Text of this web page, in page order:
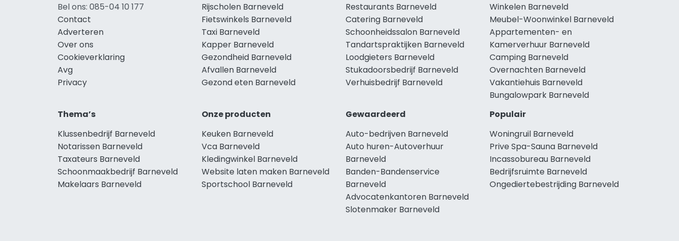
Bel ons: 085-04 10 177
Contact
Adverteren
Over ons
Cookieverklaring
Avg
Privacy
Rijscholen Barneveld
Fietswinkels Barneveld
Taxi Barneveld
Kapper Barneveld
Gezondheid Barneveld
Afvallen Barneveld
Gezond eten Barneveld
Restaurants Barneveld
Catering Barneveld
Schoonheidssalon Barneveld
Tandartspraktijken Barneveld
Loodgieters Barneveld
Stukadoorsbedrijf Barneveld
Verhuisbedrijf Barneveld
Winkelen Barneveld
Meubel-Woonwinkel Barneveld
Appartementen- en
Kamerverhuur Barneveld
Camping Barneveld
Overnachten Barneveld
Vakantiehuis Barneveld
Bungalowpark Barneveld
Thema’s
Klussenbedrijf Barneveld
Notarissen Barneveld
Taxateurs Barneveld
Schoonmaakbedrijf Barneveld
Makelaars Barneveld
Onze producten
Keuken Barneveld
Vca Barneveld
Kledingwinkel Barneveld
Website laten maken Barneveld
Sportschool Barneveld
Gewaardeerd
Auto-bedrijven Barneveld
Auto huren-Autoverhuur
Barneveld
Banden-Bandenservice
Barneveld
Advocatenkantoren Barneveld
Slotenmaker Barneveld
Populair
Woningruil Barneveld
Prive Spa-Sauna Barneveld
Incassobureau Barneveld
Bedrijfsruimte Barneveld
Ongediertebestrijding Barneveld